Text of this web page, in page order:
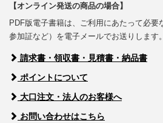
【オンライン発送の商品の場合】
PDF版電子書籍は、ご利用にあたって必要
参加証など）を電子メールでお送りします。
請求書・領収書・見積書・納品書
ポイントについて
大口注文・法人のお客様へ
お問い合わせはこちら